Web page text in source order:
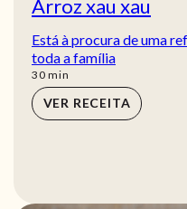
Arroz xau xau
Está à procura de uma
toda a família
30min
min
VER RECEITA